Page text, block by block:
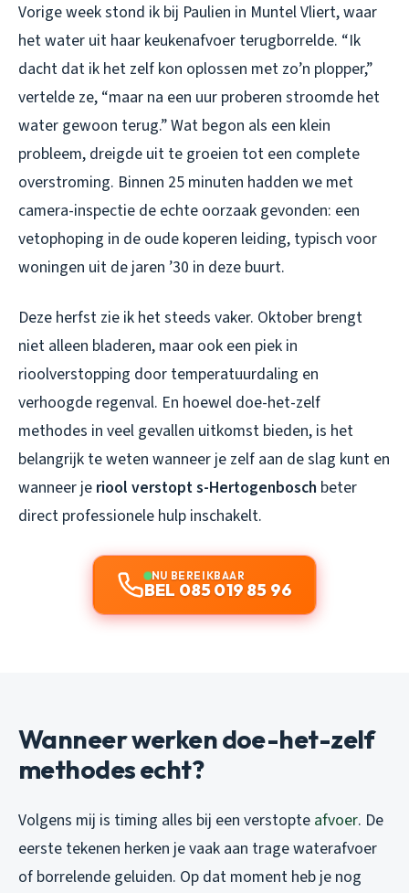
Vorige week stond ik bij Paulien in Muntel Vliert, waar
het water uit haar keukenafvoer terugborrelde. “Ik
dacht dat ik het zelf kon oplossen met zo’n plopper,”
vertelde ze, “maar na een uur proberen stroomde het
water gewoon terug.” Wat begon als een klein
probleem, dreigde uit te groeien tot een complete
overstroming. Binnen 25 minuten hadden we met
camera-inspectie de echte oorzaak gevonden: een
vetophoping in de oude koperen leiding, typisch voor
woningen uit de jaren ’30 in deze buurt.
Deze herfst zie ik het steeds vaker. Oktober brengt
niet alleen bladeren, maar ook een piek in
rioolverstopping door temperatuurdaling en
verhoogde regenval. En hoewel doe-het-zelf
methodes in veel gevallen uitkomst bieden, is het
belangrijk te weten wanneer je zelf aan de slag kunt en
wanneer je riool verstopt s-Hertogenbosch beter
direct professionele hulp inschakelt.
NU BEREIKBAAR
BEL 085 019 85 96
Wanneer werken doe-het-zelf
methodes echt?
Volgens mij is timing alles bij een verstopte afvoer. De
eerste tekenen herken je vaak aan trage waterafvoer
of borrelende geluiden. Op dat moment heb je nog